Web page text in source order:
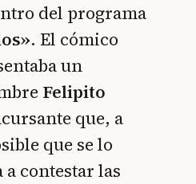
del programa
. El cómico
un
Felipito
que, a
que se lo
contestar las